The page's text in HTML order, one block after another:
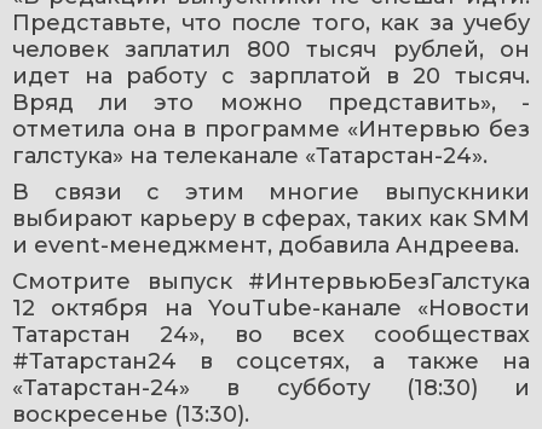
Представьте, что после того, как за учебу
человек заплатил 800 тысяч рублей, он
идет на работу с зарплатой в 20 тысяч.
Вряд ли это можно представить», -
отметила она в программе «Интервью без
галстука» на телеканале «Татарстан-24».
В связи с этим многие выпускники
выбирают карьеру в сферах, таких как SMM
и event-менеджмент, добавила Андреева.
Смотрите выпуск #ИнтервьюБезГалстука
12 октября на YouTube-канале «Новости
Татарстан 24», во всех сообществах
#Татарстан24 в соцсетях, а также на
«Татарстан-24» в субботу (18:30) и
воскресенье (13:30).